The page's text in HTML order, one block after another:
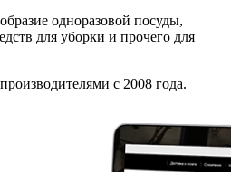
одноразовой посуды,
для уборки и прочего для
с 2008 года.